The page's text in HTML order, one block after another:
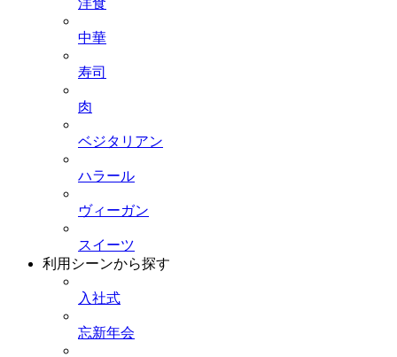
中華
寿司
肉
ベジタリアン
ハラール
ヴィーガン
スイーツ
利用シーンから探す
入社式
忘新年会